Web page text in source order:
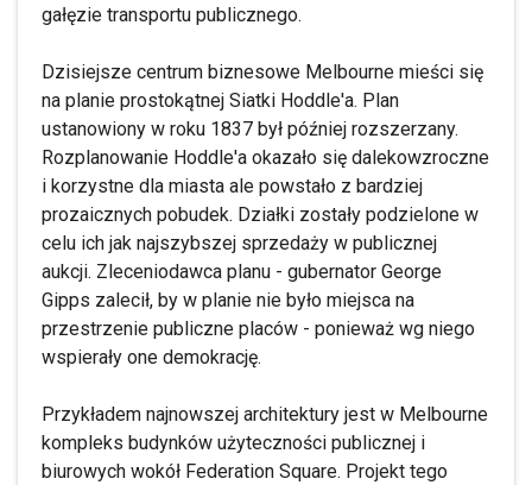
gałęzie transportu publicznego.
Dzisiejsze centrum biznesowe Melbourne mieści się
na planie prostokątnej Siatki Hoddle'a. Plan
ustanowiony w roku 1837 był później rozszerzany.
Rozplanowanie Hoddle'a okazało się dalekowzroczne
i korzystne dla miasta ale powstało z bardziej
prozaicznych pobudek. Działki zostały podzielone w
celu ich jak najszybszej sprzedaży w publicznej
aukcji. Zleceniodawca planu - gubernator George
Gipps zalecił, by w planie nie było miejsca na
przestrzenie publiczne placów - ponieważ wg niego
wspierały one demokrację.
Przykładem najnowszej architektury jest w Melbourne
kompleks budynków użyteczności publicznej i
biurowych wokół Federation Square. Projekt tego